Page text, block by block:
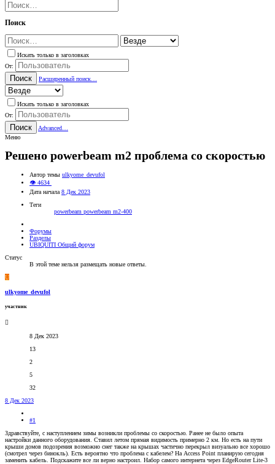
Поиск
Искать только в заголовках
От:
Поиск Расширенный поиск…
Искать только в заголовках
От:
Поиск
Advanced…
Меню
Решено powerbeam m2 проблема со скоростью
Автор темы ulkyome_devufol
👁 4634
Дата начала 8 Дек 2023
Теги
powerbeam powerbeam m2-400
Форумы
Разделы
UBIQUITI Общий форум
Статус
В этой теме нельзя размещать новые ответы.
U
ulkyome_devufol
участник
8 Дек 2023
13
2
5
32
8 Дек 2023
#1
Здравствуйте, с наступлением зимы возникли проблемы со скоростью. Ранее не было опыта
настройки данного оборудования. Ставил летом прямая видимость примерно 2 км. Но есть на пути
крыши домов подозрения возможно снег также на крышах частично перекрыл визуально все хорошо
(смотрел через бинокль). Есть вероятно что проблема с кабелем? На Access Point планирую сегодня
заменить кабель. Подскажите все ли верно настроил. Набор самого интернета через EdgeRouter Lite-3